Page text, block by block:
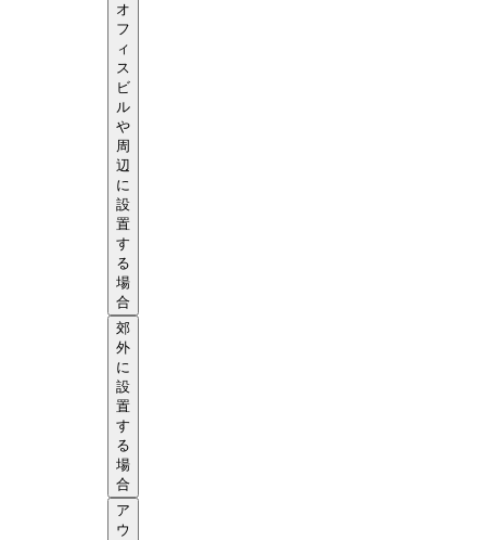
オ
フ
ィ
ス
ビ
ル
や
周
辺
に
設
置
す
る
場
合
郊
外
に
設
置
す
る
場
合
ア
ウ